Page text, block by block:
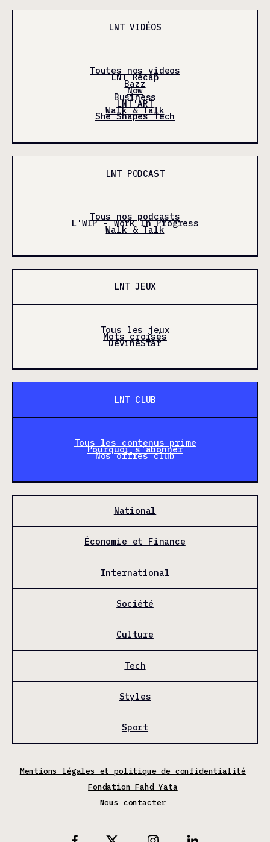
LNT VIDÉOS
Toutes nos videos
LNT Récap
Bazz
Now
Business
LNT'ART
Walk & Talk
She Shapes Tech
LNT PODCAST
Tous nos podcasts
L'WIP - Work In Progress
Walk & Talk
LNT JEUX
Tous les jeux
Mots croisés
DevineStar
LNT CLUB
Tous les contenus prime
Pourquoi s'abonner
Nos offres club
National
Économie et Finance
International
Société
Culture
Tech
Styles
Sport
Mentions légales et politique de confidentialité
Fondation Fahd Yata
Nous contacter